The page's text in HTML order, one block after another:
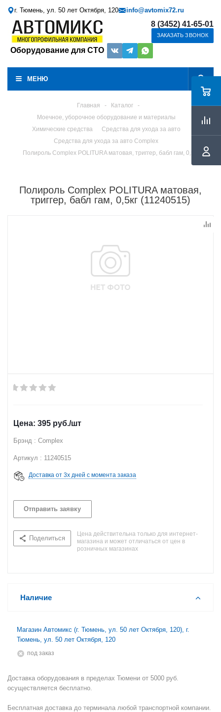
г. Тюмень, ул. 50 лет Октября, 120 info@avtomix72.ru
Оборудование для СТО
8 (3452) 41-65-01
ЗАКАЗАТЬ ЗВОНОК
МЕНЮ
Главная - Каталог
-
Моечное, уборочное оборудование и материалы
Химические средства
Средства для ухода за авто
Средства для ухода за авто Complex
Полироль Complex POLITURA матовая, триггер, бабл гам, 0,5кг
Полироль Complex POLITURA матовая,
триггер, бабл гам, 0,5кг (11240515)
395 руб./шт
Брэнд : Complex
Артикул : 11240515
Доставка от 3х дней с момента заказа
Отправить заявку
Поделиться
Цена действительна только для интернет-
магазина и может отличаться от цен в
розничных магазинах
Наличие
Магазин Автомикс (г. Тюмень, ул. 50 лет Октября, 120), г.
Тюмень, ул. 50 лет Октября, 120
Под заказ
Доставка оборудования в пределах Тюмени от 5000 руб.
осуществляется бесплатно.
Бесплатная доставка до терминала любой транспортной компании.